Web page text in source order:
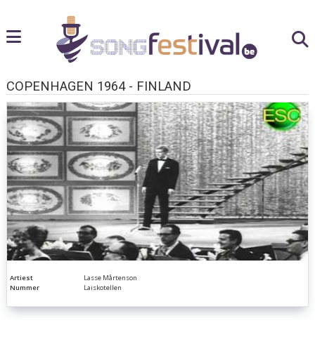
COPENHAGEN 1964 - FINLAND
Artiest
Lasse Mårtenson
Nummer
Laiskotellen